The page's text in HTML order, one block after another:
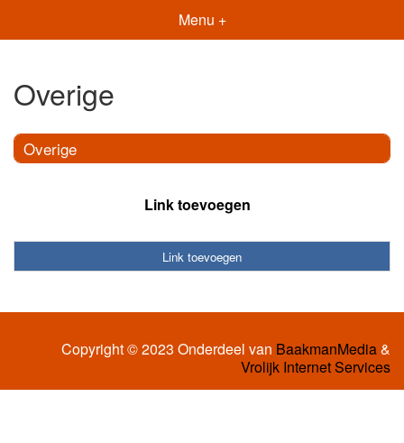
Menu +
Overige
Overige
Link toevoegen
Link toevoegen
Copyright © 2023 Onderdeel van BaakmanMedia&
Vrolijk Internet Services